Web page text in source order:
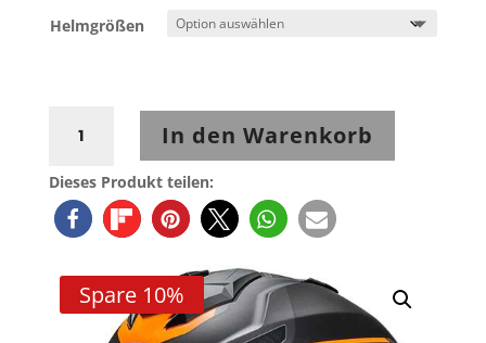
Dieses Produkt teilen:
Spare 10%
Helmgrößen
MC7SF
Matt
Orange-
Schwarz
Menge
In den Warenkorb